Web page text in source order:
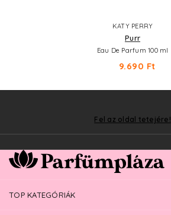
KATY PERRY
Purr
Eau De Parfum 100 ml
9.690 Ft
Fel az oldal tetejére!
TOP KATEGÓRIÁK